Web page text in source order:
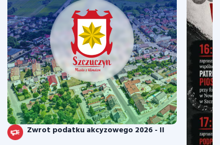
Zwrot podatku akcyzowego 2026 - II